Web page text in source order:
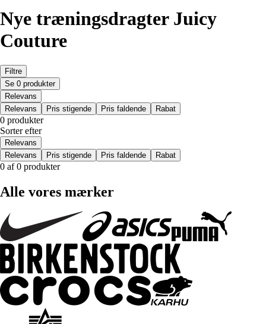
Nye træningsdragter Juicy
Couture
Filtre
Se 0 produkter
Relevans
Relevans
Pris stigende Pris faldende Rabat
0 produkter
Sorter efter
Relevans
Relevans
Pris stigende Pris faldende Rabat
0 af 0 produkter
Alle vores mærker